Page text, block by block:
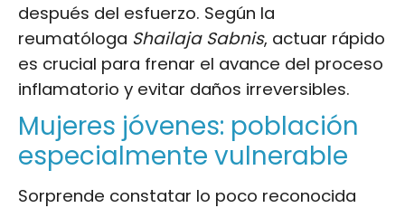
después del esfuerzo. Según la
reumatóloga Shailaja Sabnis, actuar rápido
es crucial para frenar el avance del proceso
inflamatorio y evitar daños irreversibles.
Mujeres jóvenes: población
especialmente vulnerable
Sorprende constatar lo poco reconocida